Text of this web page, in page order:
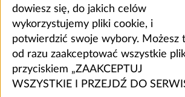
dowiesz się, do jakich celów
wykorzystujemy pliki cookie, i
potwierdzić swoje wybory. Możesz
od razu zaakceptować wszystkie
przyciskiem „ZAAKCEPTUJ
WSZYSTKIE I PRZEJDŹ DO